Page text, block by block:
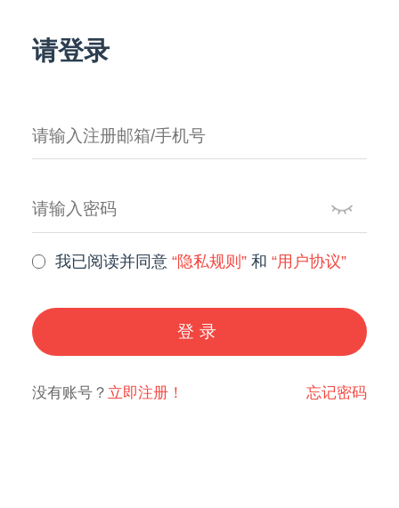
请登录
我已阅读并同意“隐私规则” 和“用户协议”
登录
没有账号？ 立即注册！ 忘记密码